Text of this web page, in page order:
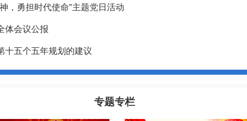
，勇担时代使命”主题党日活动
体会议公报
十五个五年规划的建议
专题专栏